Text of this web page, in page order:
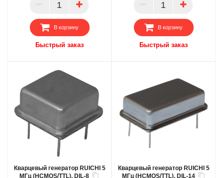
ПАРТНЕР
В корзину
Быстрый заказ
ПАРТНЕР
В корзину
Быстрый заказ
Кварцевый генератор RUICHI 5
МГц (HCMOS/TTL), DIL-8
Кварцевый генератор RUICHI 5
МГц (HCMOS/TTL), DIL-14